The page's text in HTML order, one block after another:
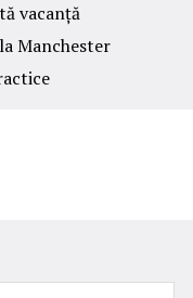
vacanță
Manchester